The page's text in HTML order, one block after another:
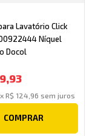
Lavatório Click
Níquel
Docol
,93
x R$ 124 96 sem juros
COMPRAR